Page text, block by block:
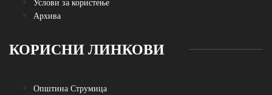
Услови за користење
Архива
КОРИСНИ ЛИНКОВИ
Општина Струмица